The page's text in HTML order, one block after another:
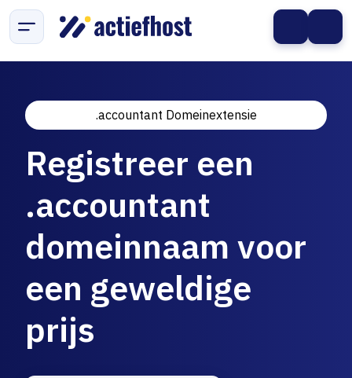
.accountant Domeinextensie
Registreer een
.accountant
domeinnaam voor
een geweldige
prijs